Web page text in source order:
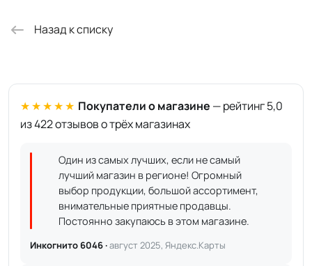
Назад к списку
★★★★★ Покупатели о магазине — рейтинг 5,0
из 422 отзывов о трёх магазинах
Один из самых лучших, если не самый
лучший магазин в регионе! Огромный
выбор продукции, большой ассортимент,
внимательные приятные продавцы.
Постоянно закупаюсь в этом магазине.
Инкогнито 6046 ·август 2025, Яндекс.Карты